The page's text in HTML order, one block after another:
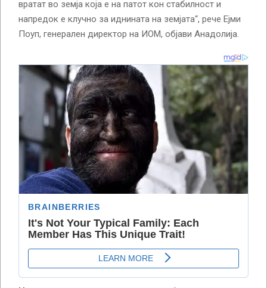
вратат во земја која е на патот кон стабилност и
напредок е клучно за иднината на земјата“, рече Ејми
Поуп, генерален директор на ИОМ, објави Анадолија.